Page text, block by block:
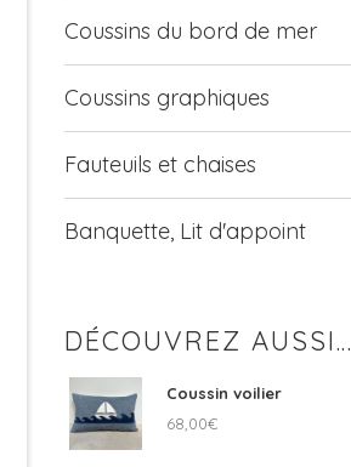
Coussins du bord de mer
Coussins graphiques
Fauteuils et chaises
Banquette, Lit d'appoint
DÉCOUVREZ AUSSI…
Coussin voilier
68,00€